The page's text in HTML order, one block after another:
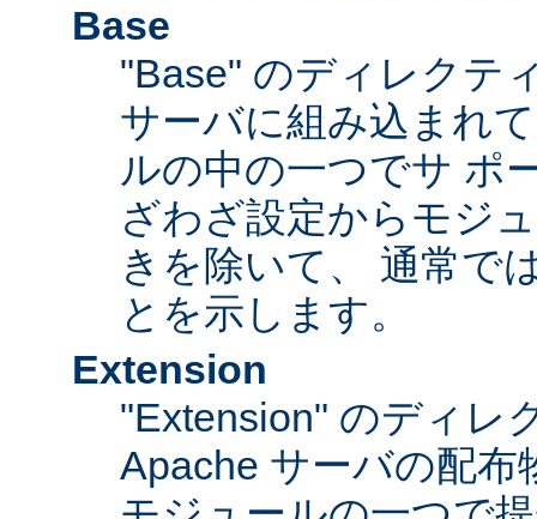
Base
"Base" のディレクテ
サーバに組み込まれ
ルの中の一つでサ ポ
ざわざ設定からモジ
きを除いて、 通常で
とを示します。
Extension
"Extension" のディレ
Apache サーバの配布